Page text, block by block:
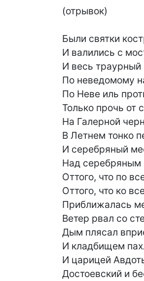
(отрывок)
Были святки
И валились с
И весь траурный
По неведомому
По Неве иль
Только прочь от
На Галерной
В Летнем тонко
И серебряный
Над серебряным
Оттого, что по
Оттого, что ко
Приближалась
Ветер рвал со
Дым плясал
И кладбищем
И царицей
Достоевский и